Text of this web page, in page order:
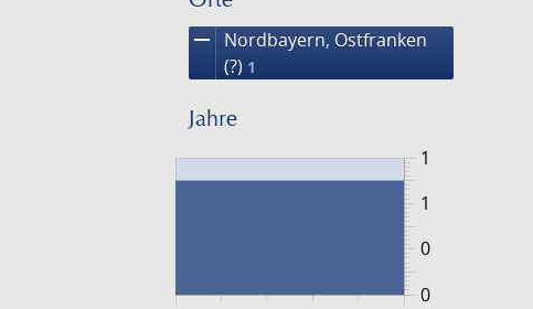
remove
Nordbayern, Ostfranken
(?) 1
Jahre
0
1
0
1